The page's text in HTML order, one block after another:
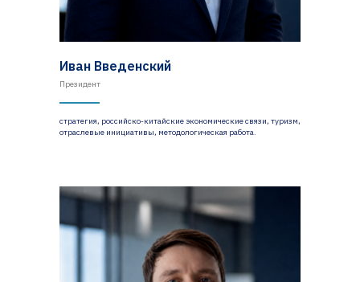
Иван Введенский
Президент
стратегия, российско-китайские экономические связи, туризм,
отраслевые инициативы, методологическая работа.